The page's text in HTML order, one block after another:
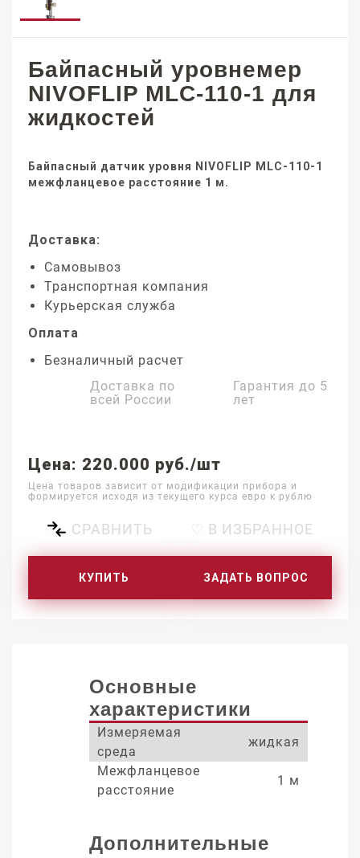
Байпасный уровнемер
NIVOFLIP MLC-110-1 для
жидкостей
Байпасный датчик уровня NIVOFLIP MLC-110-1
межфланцевое расстояние 1 м.
Доставка:
Самовывоз
Транспортная компания
Курьерская служба
Оплата
Безналичный расчет
Доставка по
всей России
Гарантия до 5
лет
Цена: 220.000 руб./шт
Цена товаров зависит от модификации прибора и
формируется исходя из текущего курса евро к рублю
СРАВНИТЬ ♡ В ИЗБРАННОЕ
КУПИТЬ ЗАДАТЬ ВОПРОС
Основные
характеристики
Измеряемая
среда
жидкая
Межфланцевое
расстояние
1 м
Дополнительные